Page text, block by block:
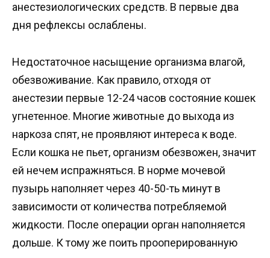
анестезиологических средств. В первые два
дня рефлексы ослаблены.
Недостаточное насыщение организма влагой,
обезвоживание. Как правило, отходя от
анестезии первые 12-24 часов состояние кошек
угнетенное. Многие животные до выхода из
наркоза спят, не проявляют интереса к воде.
Если кошка не пьет, организм обезвожен, значит
ей нечем испражняться. В норме мочевой
пузырь наполняет через 40-50-ть минут в
зависимости от количества потребляемой
жидкости. После операции орган наполняется
дольше. К тому же поить прооперированную